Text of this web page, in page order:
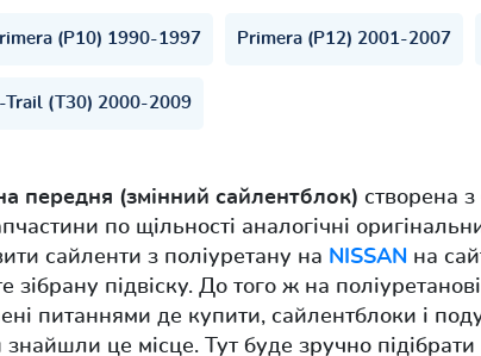
(P10) 1990-1997 Primera (P12) 2001-2007
Trail (T30) 2000-2009
передня (змінний сайлентблок) створена з
по щільності аналогічні
сайленти з поліуретану на NISSAN на
зібрану підвіску. До того ж на
питаннями де купити, сайлентблоки і
знайшли це місце. Тут буде зручно